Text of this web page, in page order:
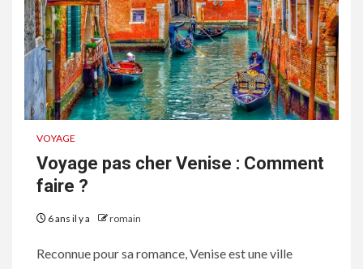
VOYAGE
Voyage pas cher Venise : Comment
faire ?
6 ans il y a romain
Reconnue pour sa romance, Venise est une ville